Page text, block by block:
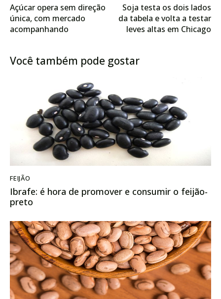
Açúcar opera sem direção
única, com mercado
acompanhando
Soja testa os dois lados
da tabela e volta a testar
leves altas em Chicago
Você também pode gostar
FEIJÃO
Ibrafe: é hora de promover e consumir o feijão-
preto